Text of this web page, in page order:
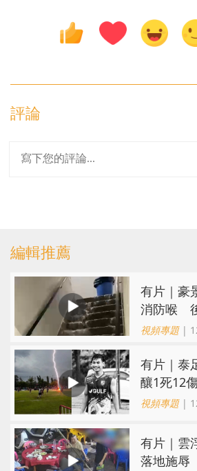
評論
編輯推薦
有片｜豪
消防喉
視頻專題|
有片｜泰
釀1死12
閃電劈中
視頻專題|
有片｜雲
落地施辱